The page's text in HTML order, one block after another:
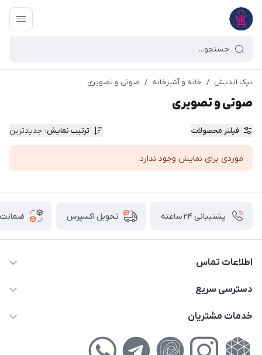
نیک اندیش / خانه و آشپزخانه / صوتی و تصویری
صوتی و تصویری
فیلتر محصولات ترتیب نمایش: جدیدترین
موردی برای نمایش وجود ندارد.
پشتیبانی ۲۴ ساعته تحویل اکسپرس ضمانت
اطلاعات تماس
02177111474
کوچه گلریز 4 غربی ، پلاک 13
دسترسی سریع
حساب کاربری
لیست محصولات
خدمات مشتریان
راهنمای‌خرید‌آنلاین